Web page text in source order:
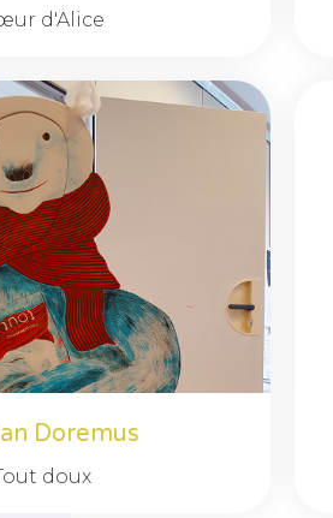
d'Alice
Doremus
doux